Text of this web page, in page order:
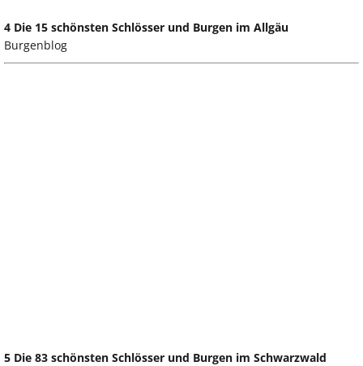
4 Die 15 schönsten Schlösser und Burgen im Allgäu
Burgenblog
5 Die 83 schönsten Schlösser und Burgen im Schwarzwald